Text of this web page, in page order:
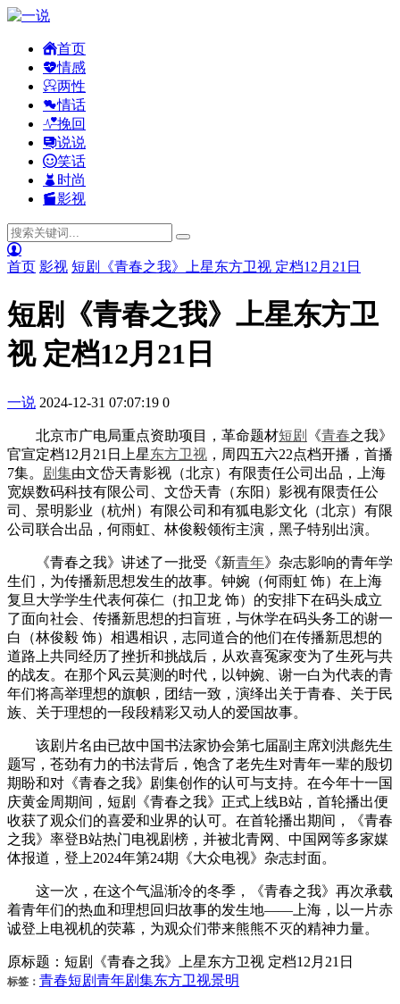
首页
情感
两性
情话
挽回
说说
笑话
时尚
影视
首页 影视 短剧《青春之我》上星东方卫视 定档12月21日
短剧《青春之我》上星东方卫
视 定档12月21日
一说 2024-12-31 07:07:19 0
北京市广电局重点资助项目，革命题材短剧 《青春之我》
官宣定档12月21日上星东方卫视 ，周四五六22点档开播，首播
7集。 剧集由文岱天青影视（北京）有限责任公司出品，上海
宽娱数码科技有限公司、文岱天青（东阳）影视有限责任公
司、景明影业（杭州）有限公司和有狐电影文化（北京）有限
公司联合出品，何雨虹、林俊毅领衔主演，黑子特别出演。
《青春之我》讲述了一批受《新青年》杂志影响的青年学
生们，为传播新思想发生的故事。钟婉（何雨虹 饰）在上海
复旦大学学生代表何葆仁（扣卫龙 饰）的安排下在码头成立
了面向社会、传播新思想的扫盲班，与休学在码头务工的谢一
白（林俊毅 饰）相遇相识，志同道合的他们在传播新思想的
道路上共同经历了挫折和挑战后，从欢喜冤家变为了生死与共
的战友。在那个风云莫测的时代，以钟婉、谢一白为代表的青
年们将高举理想的旗帜，团结一致，演绎出关于青春、关于民
族、关于理想的一段段精彩又动人的爱国故事。
该剧片名由已故中国书法家协会第七届副主席刘洪彪先生
题写，苍劲有力的书法背后，饱含了老先生对青年一辈的殷切
期盼和对《青春之我》剧集创作的认可与支持。在今年十一国
庆黄金周期间，短剧《青春之我》正式上线B站，首轮播出便
收获了观众们的喜爱和业界的认可。在首轮播出期间，《青春
之我》率登B站热门电视剧榜，并被北青网、中国网等多家媒
体报道，登上2024年第24期《大众电视》杂志封面。
这一次，在这个气温渐冷的冬季，《青春之我》再次承载
着青年们的热血和理想回归故事的发生地——上海，以一片赤
诚登上电视机的荧幕，为观众们带来熊熊不灭的精神力量。
原标题：短剧《青春之我》上星东方卫视 定档12月21日
标签： 青春短剧青年剧集东方卫视景明